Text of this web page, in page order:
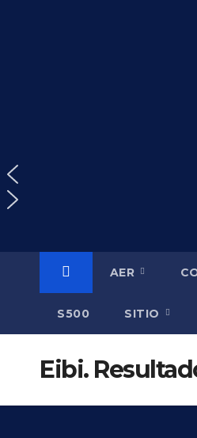
AER
S500 SITIO
Eibi.